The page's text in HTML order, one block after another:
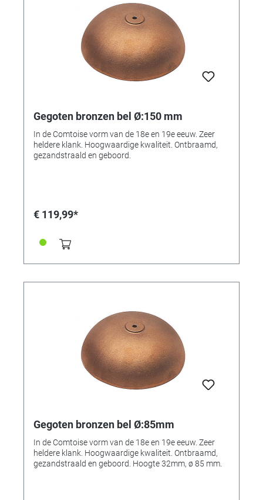
Gegoten bronzen bel Ø:150 mm
In de Comtoise vorm van de 18e en 19e eeuw. Zeer
heldere klank. Hoogwaardige kwaliteit. Ontbraamd,
gezandstraald en geboord.
€ 119,99*
Gegoten bronzen bel Ø:85mm
In de Comtoise vorm van de 18e en 19e eeuw. Zeer
heldere klank. Hoogwaardige kwaliteit. Ontbraamd,
gezandstraald en geboord. Hoogte 32mm, ø 85 mm.